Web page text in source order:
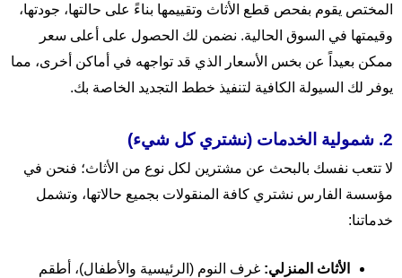
المختص يقوم بفحص قطع الأثاث وتقييمها بناءً على حالتها، جودتها،
وقيمتها في السوق الحالية. نضمن لك الحصول على أعلى سعر
ممكن بعيداً عن بخس الأسعار الذي قد تواجهه في أماكن أخرى، مما
يوفر لك السيولة الكافية لتنفيذ خطط التجديد الخاصة بك.
2. شمولية الخدمات (نشتري كل شيء)
لا تتعب نفسك بالبحث عن مشترين لكل نوع من الأثاث؛ فنحن في
مؤسسة الفارس نشتري كافة المنقولات بجميع حالاتها، وتشمل
خدماتنا:
الأثاث المنزلي: غرف النوم (الرئيسية والأطفال)، أطقم